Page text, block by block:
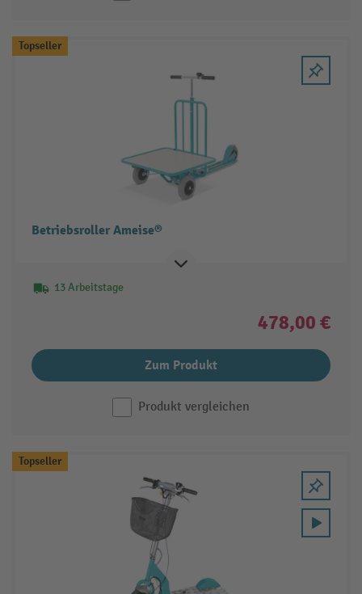
Topseller
Betriebsroller Ameise®
13 Arbeitstage
478,00 €
Zum Produkt
Produkt vergleichen
Topseller